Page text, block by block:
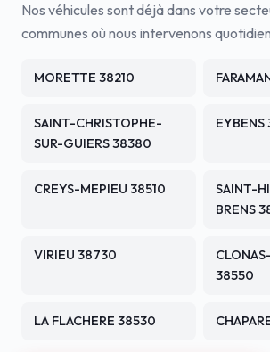
Nos véhicules sont déjà dans votre
communes où nous intervenons
MORETTE 38210
SAINT-CHRISTOPHE-
SUR-GUIERS 38380
CREYS-MEPIEU 38510
SAINT-
BRENS
VIRIEU 38730
38550
LA FLACHERE 38530